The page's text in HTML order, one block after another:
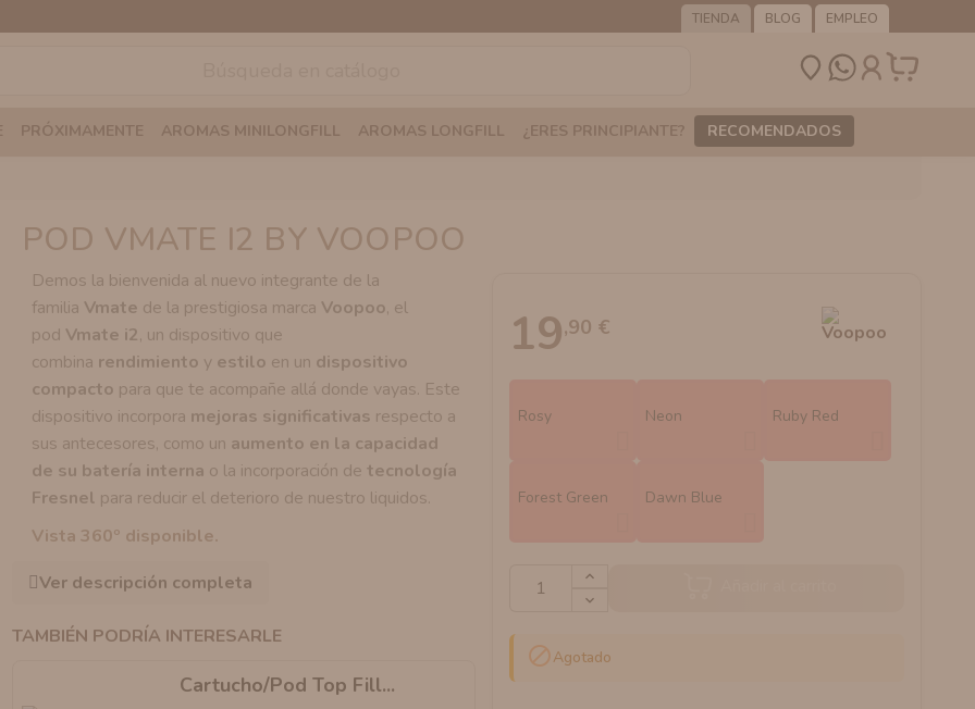
TIENDA BLOG EMPLEO
PRÓXIMAMENTE AROMAS MINILONGFILL AROMAS LONGFILL ¿ERES PRINCIPIANTE? RECOMENDADOS
POD VMATE I2 BY VOOPOO
Demos la bienvenida al nuevo integrante de la
familia Vmate de la prestigiosa marca Voopoo, el
pod Vmate i2, un dispositivo que
combina rendimiento y estilo en un dispositivo
compacto para que te acompañe allá donde vayas. Este
dispositivo incorpora mejoras significativas respecto a
sus antecesores, como un aumento en la capacidad
de su batería interna o la incorporación de tecnología
Fresnel para reducir el deterioro de nuestro liquidos.
Vista 360º disponible.
Ver descripción completa
TAMBIÉN PODRÍA INTERESARLE
Cartucho/Pod Top Fill...
19,90 €
Rosy Neon Ruby Red
Forest Green Dawn Blue
Agotado